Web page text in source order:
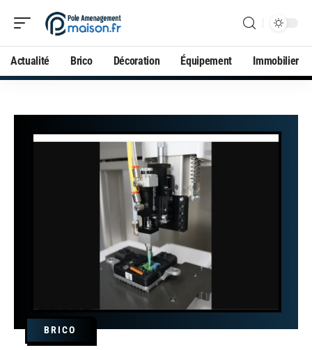
Actualité Brico Décoration Équipement Immobilier
BRICO